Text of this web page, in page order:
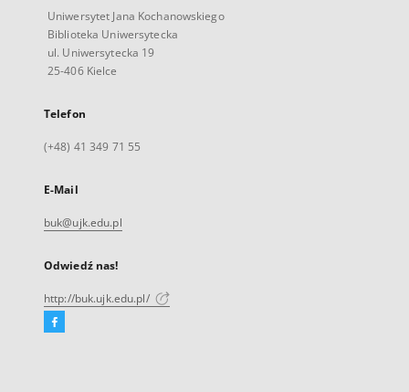
Uniwersytet Jana Kochanowskiego
Biblioteka Uniwersytecka
ul. Uniwersytecka 19
25-406 Kielce
Telefon
(+48) 41 349 71 55
E-Mail
buk@ujk.edu.pl
Odwiedź nas!
http://buk.ujk.edu.pl/
Facebook